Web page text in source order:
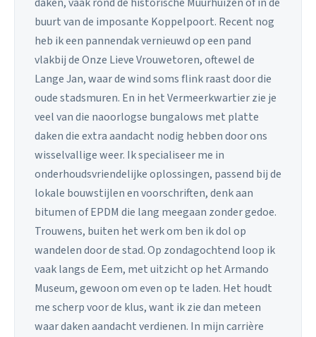
daken, vaak rond de historische Muurhuizen of in de
buurt van de imposante Koppelpoort. Recent nog
heb ik een pannendak vernieuwd op een pand
vlakbij de Onze Lieve Vrouwetoren, oftewel de
Lange Jan, waar de wind soms flink raast door die
oude stadsmuren. En in het Vermeerkwartier zie je
veel van die naoorlogse bungalows met platte
daken die extra aandacht nodig hebben door ons
wisselvallige weer. Ik specialiseer me in
onderhoudsvriendelijke oplossingen, passend bij de
lokale bouwstijlen en voorschriften, denk aan
bitumen of EPDM die lang meegaan zonder gedoe.
Trouwens, buiten het werk om ben ik dol op
wandelen door de stad. Op zondagochtend loop ik
vaak langs de Eem, met uitzicht op het Armando
Museum, gewoon om even op te laden. Het houdt
me scherp voor de klus, want ik zie dan meteen
waar daken aandacht verdienen. In mijn carrière